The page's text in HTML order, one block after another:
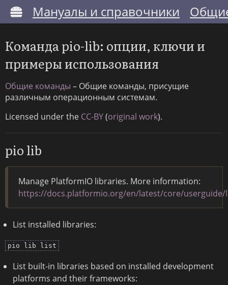
Мануалы и справочники
Команда pio-lib: опции, ключи и
примеры использования
Общие команды – Общие команды, присущие
различным операционным системам.
Licensed under the CC-BY(original work).
pio lib
Manage PlatformIO libraries. More information:
https://docs.platformio.org/en/latest/core/
List installed libraries:
pio lib list
List built-in libraries based on installed development
platforms and their frameworks: